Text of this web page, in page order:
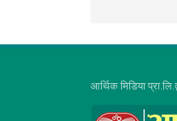
आर्थिक मिडिया